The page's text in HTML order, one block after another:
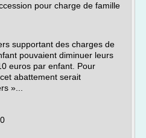
pour charge de famille
supportant des charges de
pouvaient diminuer leurs
euros par enfant. Pour
abattement serait
»...